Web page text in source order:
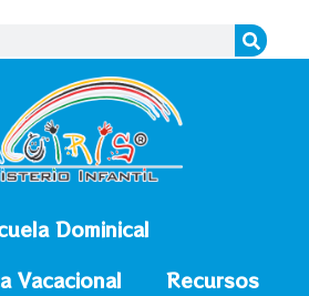
Dominical
Vacacional
Recursos